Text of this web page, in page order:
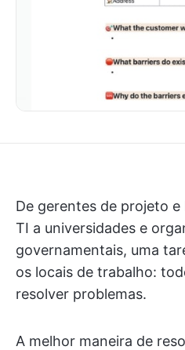
De gerentes de projeto e
TI a universidades e
governamentais, uma
os locais de trabalho:
resolver problemas.
A melhor maneira de